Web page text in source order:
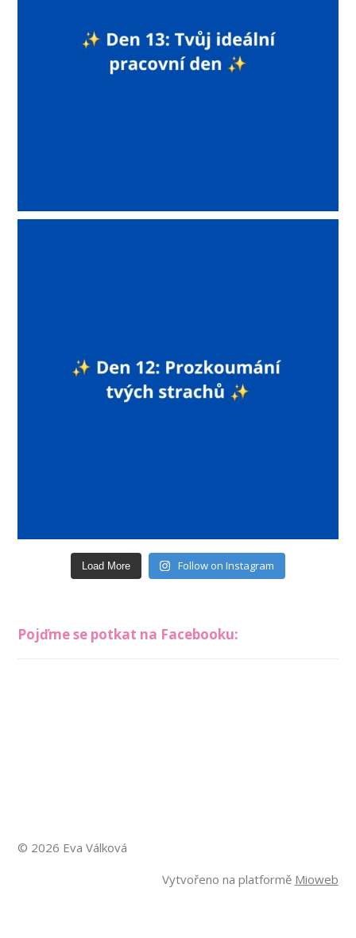
Load More Follow on Instagram
Pojďme se potkat na Facebooku:
© 2026 Eva Válková
Vytvořeno na platformě Mioweb